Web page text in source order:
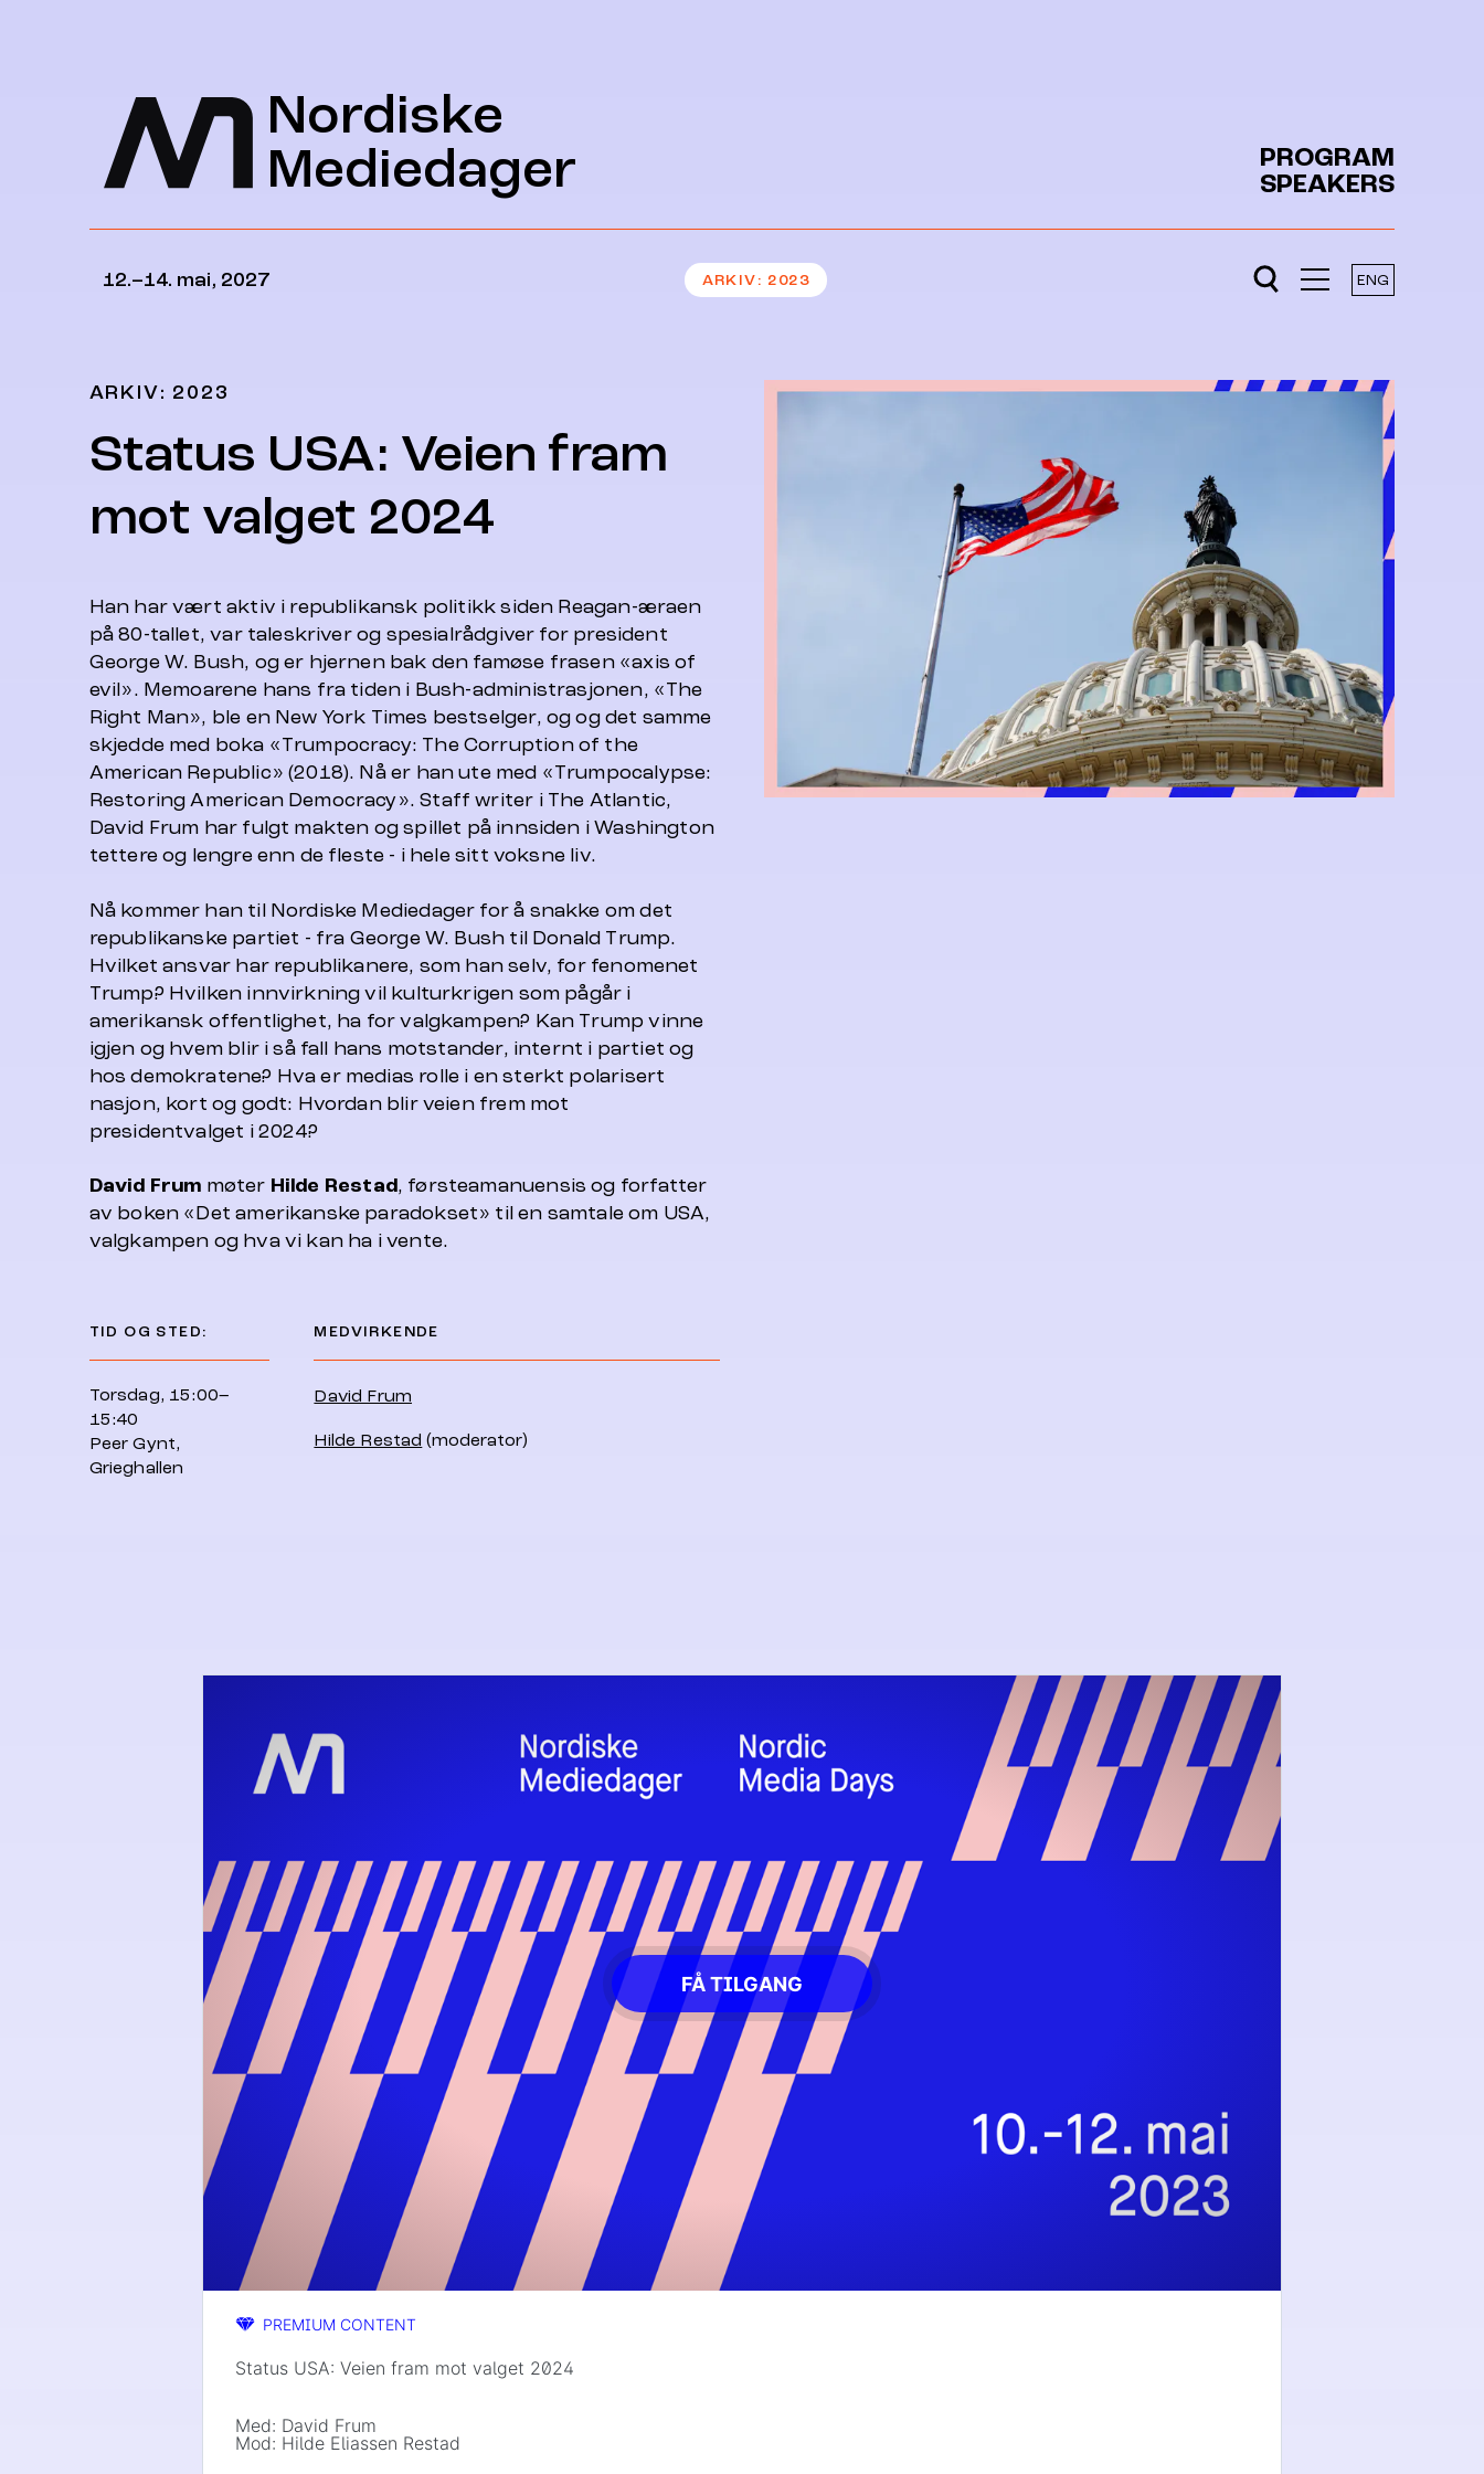
Nordiske
Mediedager
PROGRAM
SPEAKERS
12.–14. mai, 2027 ARKIV 2023 ENG
ARKIV: 2023
Status USA: Veien fram
mot valget 2024
Han har vært aktiv i republikansk politikk siden Reagan-æraen
på 80-tallet, var taleskriver og spesialrådgiver for president
George W. Bush, og er hjernen bak den famøse frasen «axis of
evil». Memoarene hans fra tiden i Bush-administrasjonen, «The
Right Man», ble en New York Times bestselger, og og det samme
skjedde med boka «Trumpocracy: The Corruption of the
American Republic» (2018). Nå er han ute med «Trumpocalypse:
Restoring American Democracy». Staff writer i The Atlantic,
David Frum har fulgt makten og spillet på innsiden i Washington
tettere og lengre enn de fleste - i hele sitt voksne liv.
Nå kommer han til Nordiske Mediedager for å snakke om det
republikanske partiet - fra George W. Bush til Donald Trump.
Hvilket ansvar har republikanere, som han selv, for fenomenet
Trump? Hvilken innvirkning vil kulturkrigen som pågår i
amerikansk offentlighet, ha for valgkampen? Kan Trump vinne
igjen og hvem blir i så fall hans motstander, internt i partiet og
hos demokratene? Hva er medias rolle i en sterkt polarisert
nasjon, kort og godt: Hvordan blir veien frem mot
presidentvalget i 2024?
David Frum møter Hilde Restad, førsteamanuensis og forfatter
av boken «Det amerikanske paradokset» til en samtale om USA,
valgkampen og hva vi kan ha i vente.
TID OG STED:
Torsdag, 15:00–
15:40
Peer Gynt,
Grieghallen
MEDVIRKENDE
David Frum
Hilde Restad (moderator)
FÅ TILGANG
PREMIUM CONTENT
Status USA: Veien fram mot valget 2024
Med: David Frum
Mod: Hilde Eliassen Restad